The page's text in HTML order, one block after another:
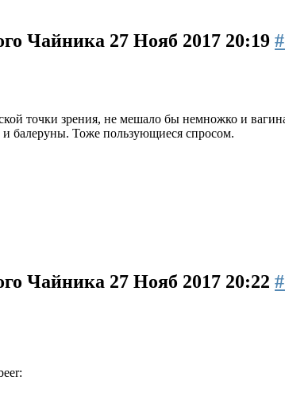
Чайника 27 Нояб 2017 20:19
точки зрения, не мешало бы немножко и
балеруны. Тоже пользующиеся спросом.
Чайника 27 Нояб 2017 20:22